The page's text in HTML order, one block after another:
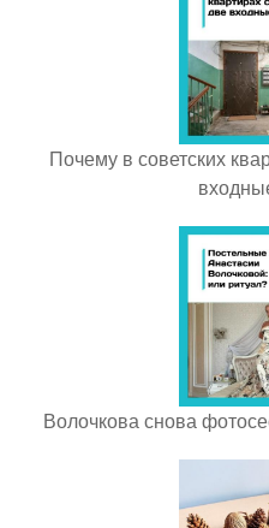
Почему в советских
Волочкова снова